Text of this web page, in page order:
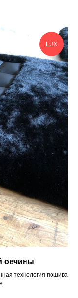
LUX
овчины
технология пошива